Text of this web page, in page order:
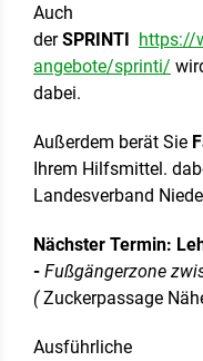
Auch
derSPRINTI https://
angebote/sprinti/
dabei.
Außerdem berät Sie
Ihrem Hilfsmittel.
Landesverband
Nächster Termin:
- Fußgängerzone
(Zuckerpassage
Ausführliche